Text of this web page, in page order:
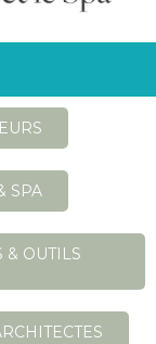
SPA
& OUTILS